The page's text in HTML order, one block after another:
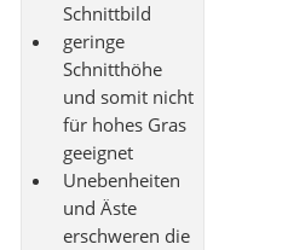
Schnittbild
geringe
Schnitthöhe
und somit nicht
für hohes Gras
geeignet
Unebenheiten
und Äste
erschweren die